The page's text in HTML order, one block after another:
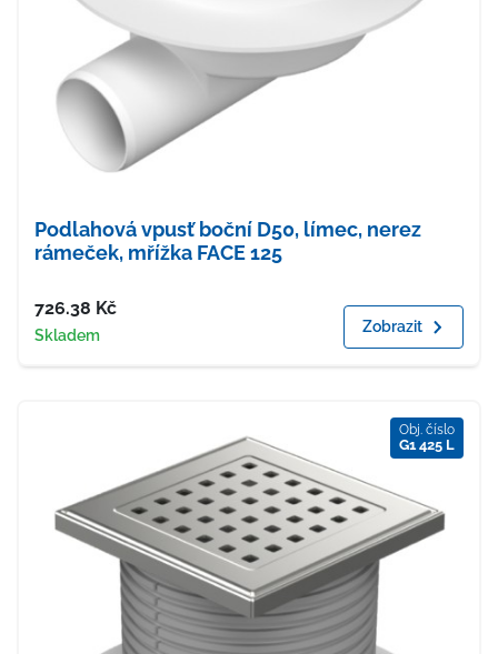
Podlahová vpusť boční D50, límec, nerez
rámeček, mřížka FACE 125
Cena
726.38 Kč
Dostupnost
Skladem Zobrazit
Obj. číslo
G1 425 L